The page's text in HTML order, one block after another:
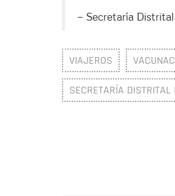
— Secretaría
VIAJEROS
SECRETARÍA